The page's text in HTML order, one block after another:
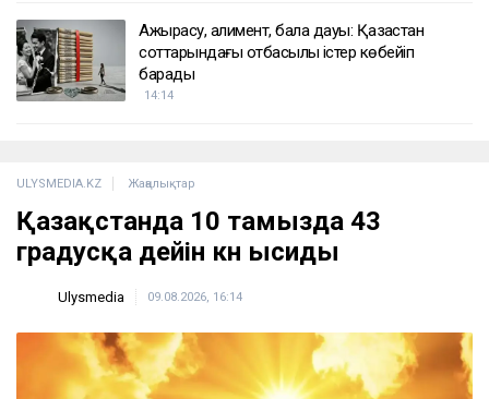
Ажырасу, алимент, бала дауы: Қазақстан
соттарындағы отбасылық істер көбейіп
барады
14:14
ULYSMEDIA.KZ Жаңалықтар
Қазақстанда 10 тамызда 43
градусқа дейін күн ысиды
Ulysmedia 09.08.2026, 16:14